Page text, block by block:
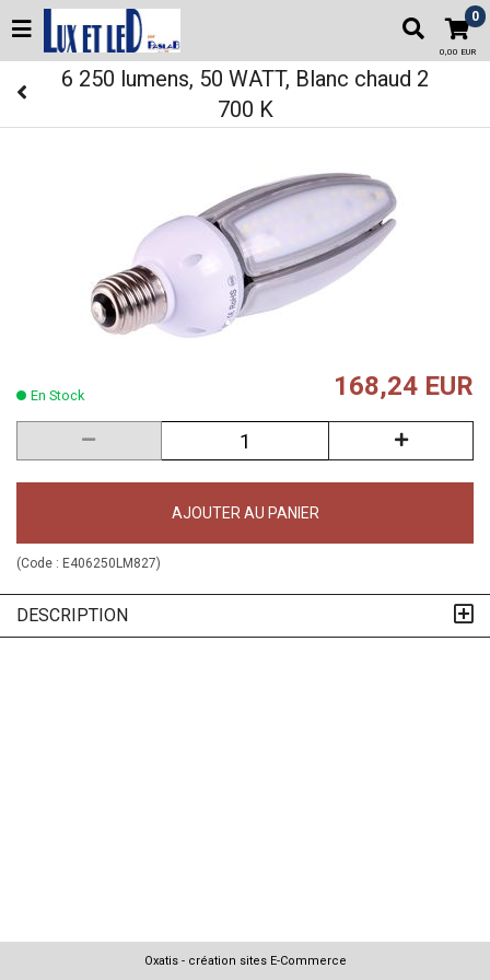
0
0,00 EUR
6 250 lumens, 50 WATT, Blanc chaud 2
700 K
En Stock 168,24 EUR
AJOUTER AU PANIER
(Code : E406250LM827)
DESCRIPTION
Oxatis - création sites E-Commerce